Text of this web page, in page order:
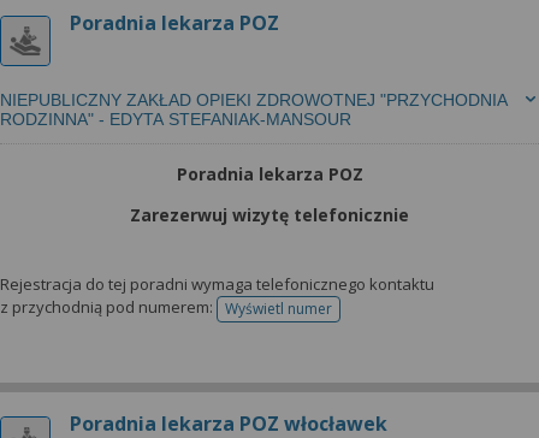
Poradnia lekarza POZ
NIEPUBLICZNY ZAKŁAD OPIEKI ZDROWOTNEJ "PRZYCHODNIA
RODZINNA" - EDYTA STEFANIAK-MANSOUR
Poradnia lekarza POZ
Zarezerwuj wizytę telefonicznie
Rejestracja do tej poradni wymaga telefonicznego kontaktu
z przychodnią pod numerem:
Wyświetl numertelefonu do rejestracji
Poradnia lekarza POZ włocławek